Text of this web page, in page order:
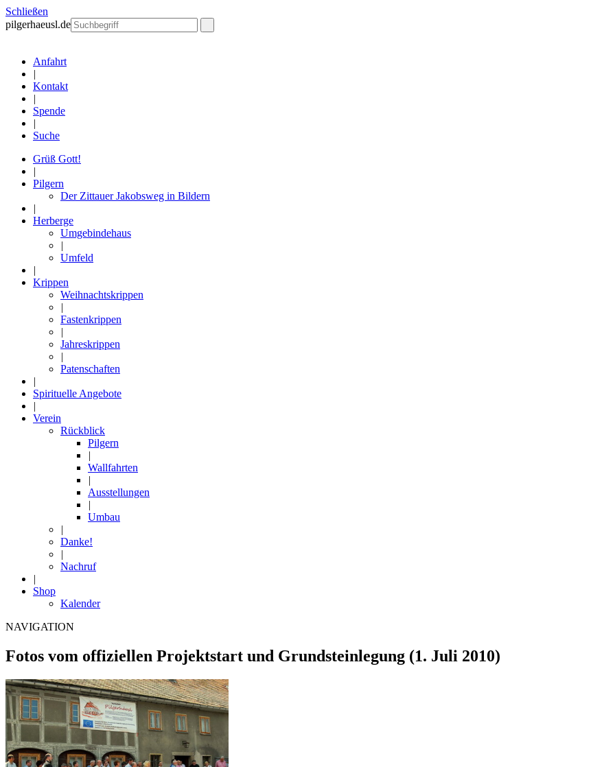
Schließen
pilgerhaeusl.de
Anfahrt
|
Kontakt
|
Spende
|
Suche
Grüß Gott!
|
Pilgern
Der Zittauer Jakobsweg in Bildern
|
Herberge
Umgebindehaus
|
Umfeld
|
Krippen
Weihnachtskrippen
|
Fastenkrippen
|
Jahreskrippen
|
Patenschaften
|
Spirituelle Angebote
|
Verein
Rückblick
Pilgern
|
Wallfahrten
|
Ausstellungen
|
Umbau
|
Danke!
|
Nachruf
|
Shop
Kalender
NAVIGATION
Fotos vom offiziellen Projektstart und Grundsteinlegung (1. Juli 2010)